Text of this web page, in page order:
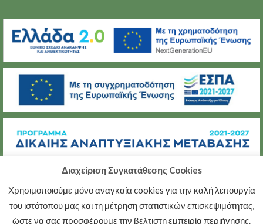
(C) ΜΕΤΑΒΑΣΗ Α.Ε.
Διαχείριση Συγκατάθεσης Cookies
Χρησιμοποιούμε μόνο αναγκαία cookies για την καλή λειτουργία
του ιστότοπου μας και τη μέτρηση στατιστικών επισκεψιμότητας,
ώστε να σας προσφέρουμε την βέλτιστη εμπειρία περιήγησης.